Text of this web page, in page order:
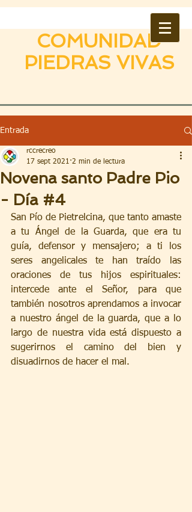
COMUNIDAD
PIEDRAS VIVAS
Entrada
Novena santo Padre Pio
- Día #4
rccrecreo
17 sept 2021 2 min de lectura
San Pío de Pietrelcina, que tanto amaste
a tu Ángel de la Guarda, que era tu
guía, defensor y mensajero; a ti los
seres angelicales te han traído las
oraciones de tus hijos espirituales:
intercede ante el Señor, para que
también nosotros aprendamos a invocar
a nuestro ángel de la guarda, que a lo
largo de nuestra vida está dispuesto a
sugerirnos el camino del bien y
disuadirnos de hacer el mal.